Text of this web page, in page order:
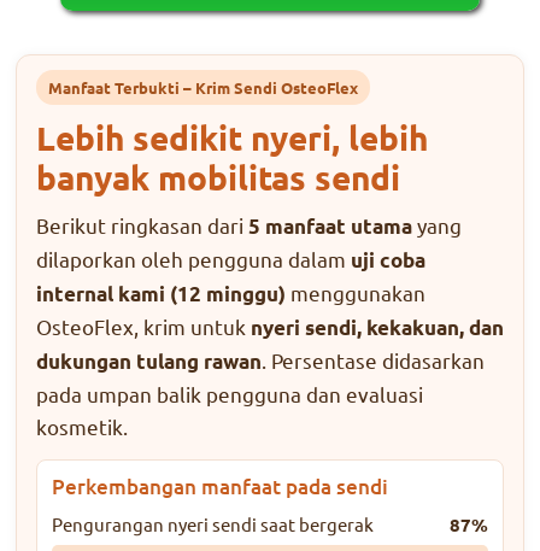
Manfaat Terbukti – Krim Sendi OsteoFlex
Lebih sedikit nyeri, lebih
banyak mobilitas sendi
Berikut ringkasan dari 5 manfaat utamayang
dilaporkan oleh pengguna dalam uji coba
internal kami (12 minggu) menggunakan
OsteoFlex, krim untuk nyeri sendi, kekakuan, dan
dukungan tulang rawan . Persentase didasarkan
pada umpan balik pengguna dan evaluasi
kosmetik.
Perkembangan manfaat pada sendi
Pengurangan nyeri sendi saat bergerak 87%